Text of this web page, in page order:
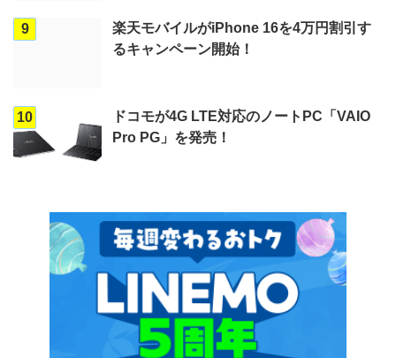
9
楽天モバイルがiPhone 16を4万円割引す
るキャンペーン開始！
10
ドコモが4G LTE対応のノートPC「VAIO
Pro PG」を発売！